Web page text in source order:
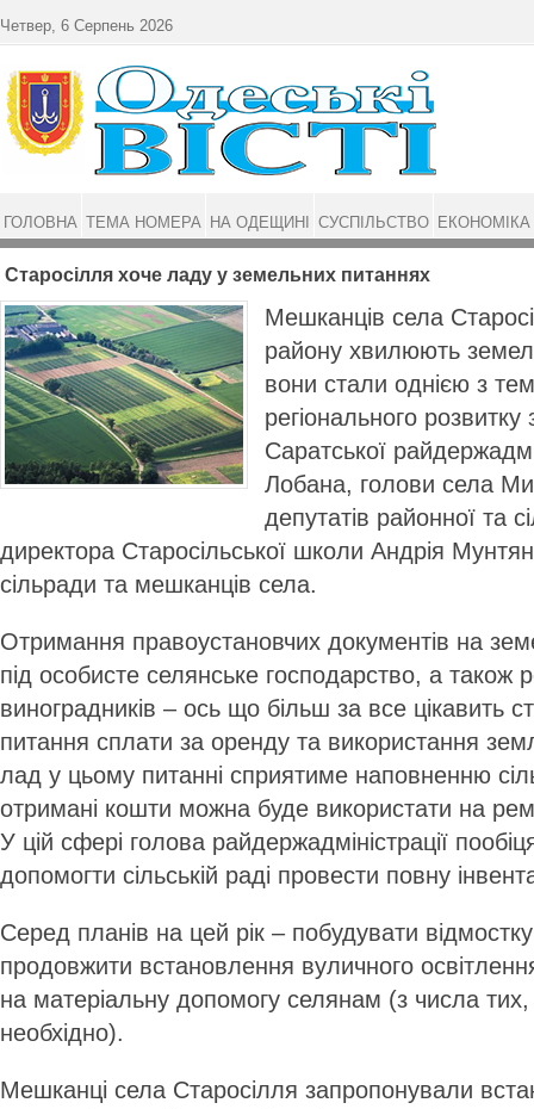
Старосілля хоче ладу у земельних питаннях
Мешканців села
району хвилюють
вони стали однією з
регіонального
Саратської
Лобана, голови села
депутатів районної та
директора Старосільської школи Андрія
сільради та мешканців села.
Отримання правоустановчих документів на
під особисте селянське господарство, а також
виноградників – ось що більш за все цікавить
питання сплати за оренду та використання
лад у цьому питанні сприятиме наповненню
отримані кошти можна буде використати на
У цій сфері голова райдержадміністрації
допомогти сільській раді провести повну
Серед планів на цей рік – побудувати
продовжити встановлення вуличного
на матеріальну допомогу селянам (з числа
необхідно).
Мешканці села Старосілля запропонували
Четвер, 6 Серпень 2026
ГОЛОВНА ТЕМА НОМЕРА НА ОДЕЩИНІ СУСПІЛЬСТВО ЕКОНОМІКА